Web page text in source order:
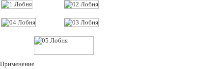
Применение